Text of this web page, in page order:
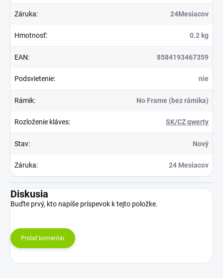
Záruka: 24Mesiacov
Hmotnosť: 0.2 kg
EAN: 8584193467359
Podsvietenie: nie
Rámik: No Frame (bez rámika)
Rozloženie kláves: SK/CZ qwerty
Stav: Nový
Záruka: 24 Mesiacov
Diskusia
Buďte prvý, kto napíše príspevok k tejto položke.
Pridať komentár